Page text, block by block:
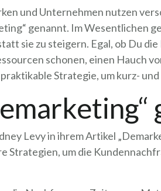
und Unternehmen nutzen
genannt. Im Wesentlichen
sie zu steigern. Egal, ob Du
schonen, einen Hauch
Strategie, um kurz-
Levy in ihrem Artikel
Strategien, um die